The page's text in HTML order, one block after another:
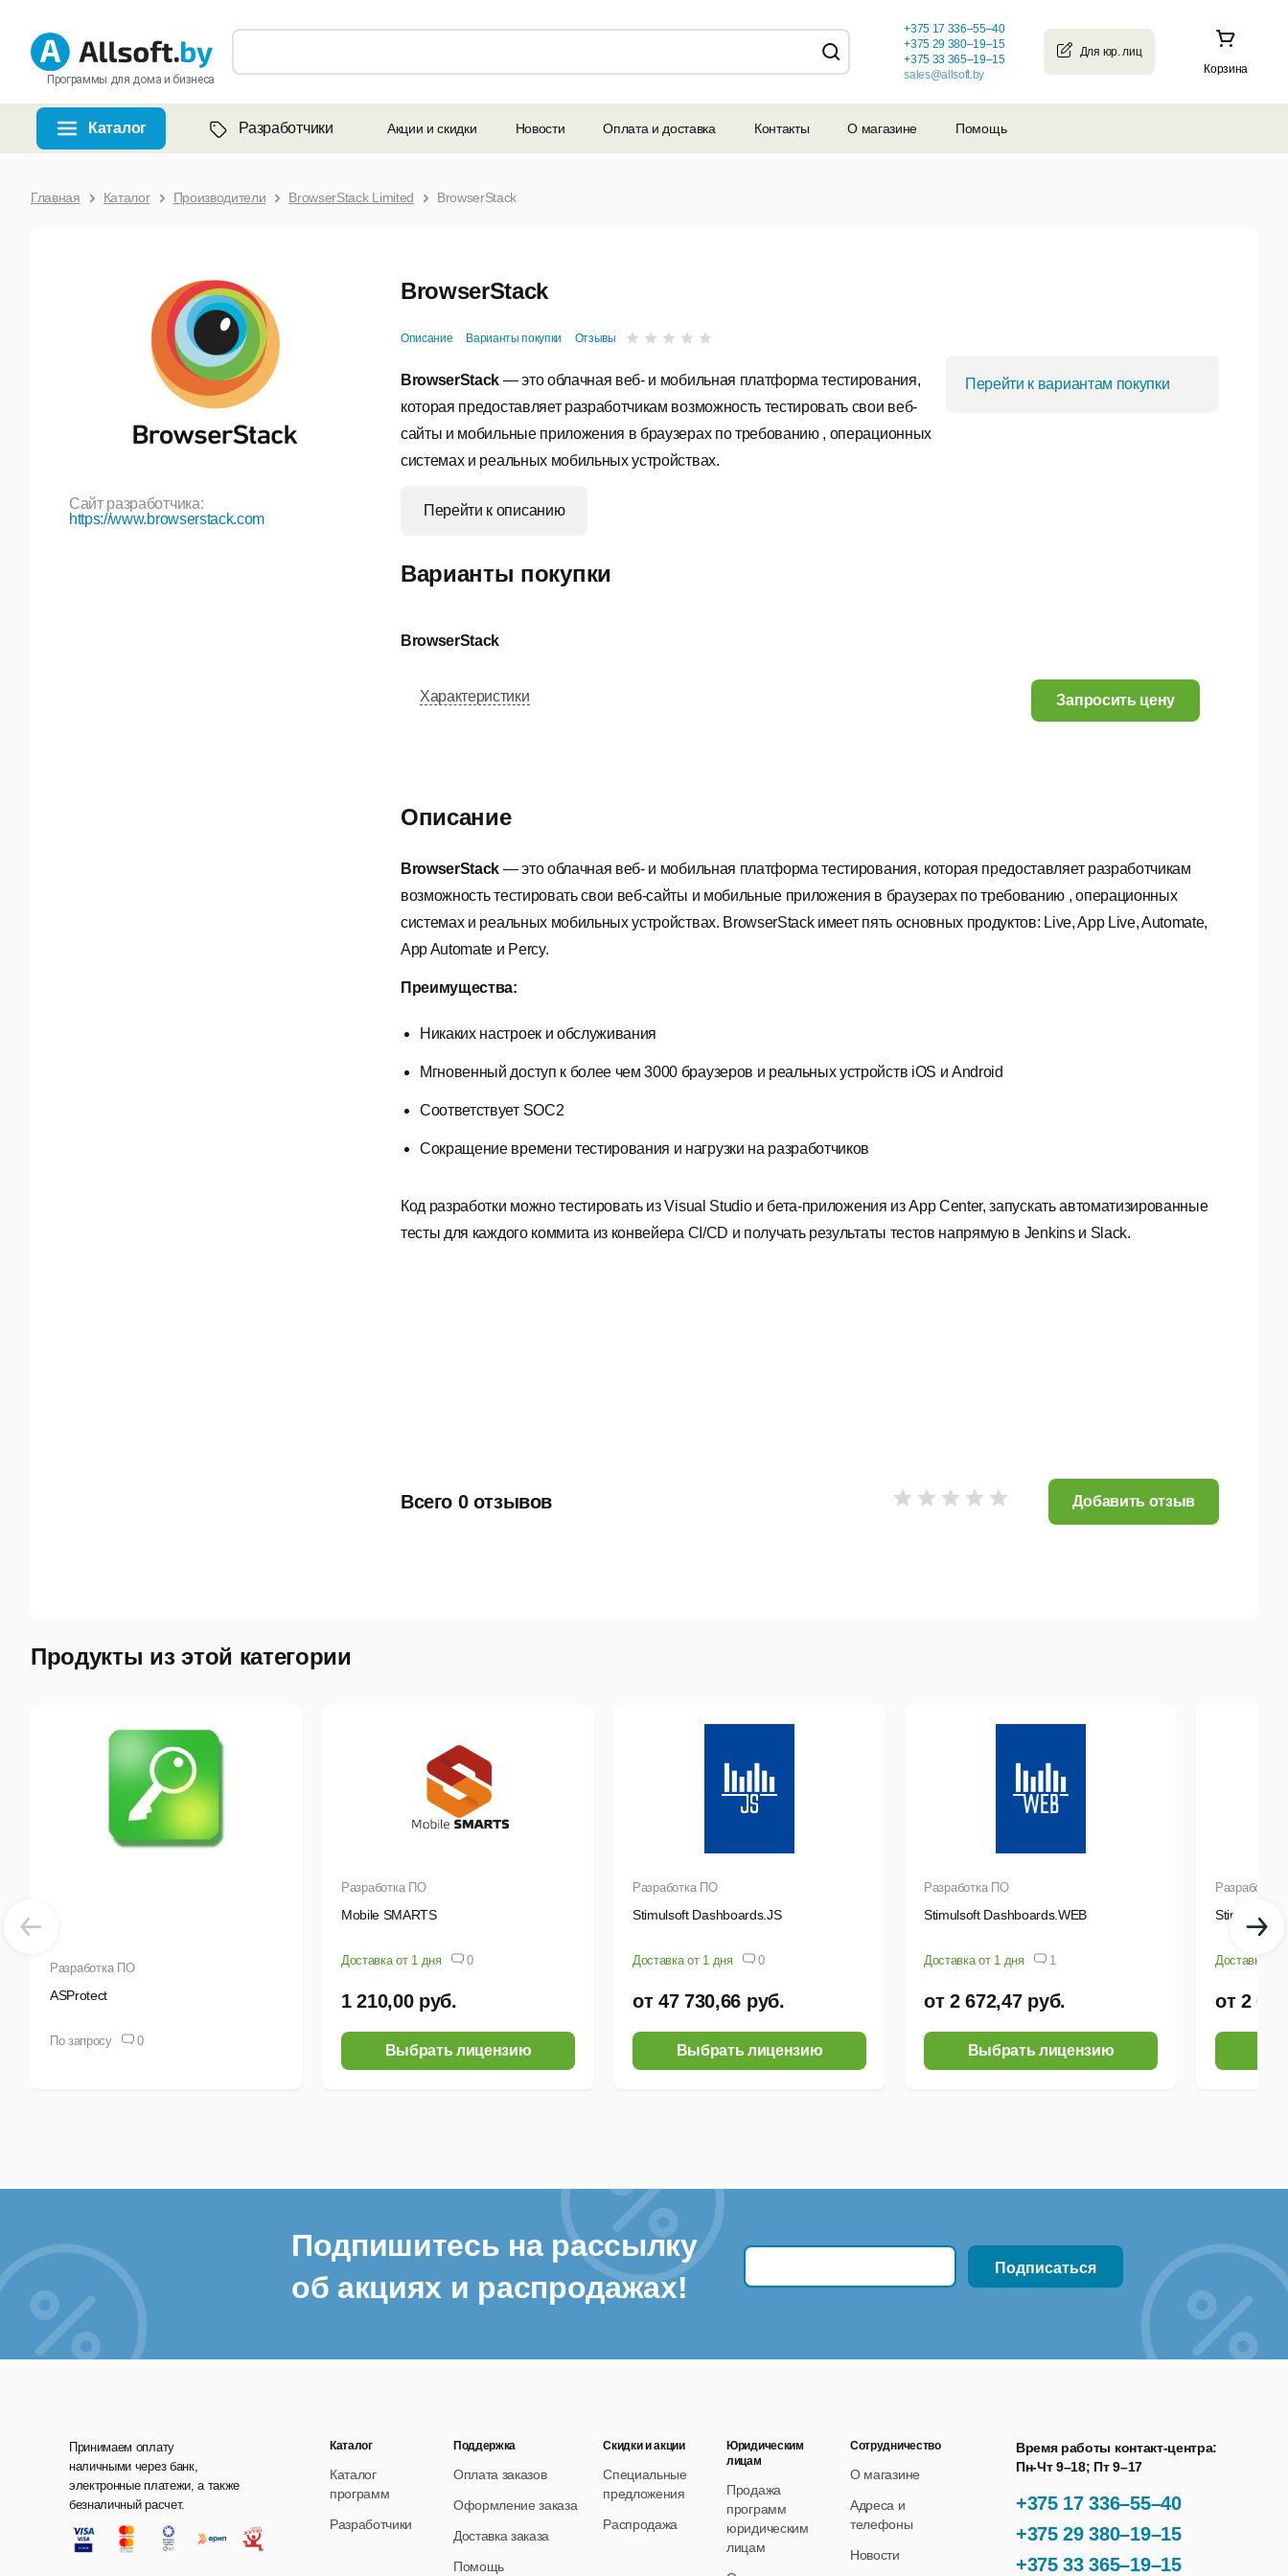
Программы для дома и бизнеса
Корзина
+375 17 336–55–40
+375 29 380–19–15
+375 33 365–19–15
sales@allsoft.by
Каталог Разработчики Акции и скидки Новости Оплата и доставка Контакты О магазине Помощь
Главная Каталог Производители BrowserStack Limited BrowserStack
BrowserStack
Описание Варианты покупки Отзывы
Сайт разработчика:
https://www.browserstack.com
BrowserStack — это облачная веб- и мобильная платформа тестирования,
которая предоставляет разработчикам возможность тестировать свои веб-
сайты и мобильные приложения в браузерах по требованию , операционных
системах и реальных мобильных устройствах.
Перейти к описанию
Перейти к вариантам покупки
Описание
BrowserStack — это облачная веб- и мобильная платформа тестирования, которая предоставляет разработчикам
возможность тестировать свои веб-сайты и мобильные приложения в браузерах по требованию , операционных
системах и реальных мобильных устройствах. BrowserStack имеет пять основных продуктов: Live, App Live, Automate,
App Automate и Percy.
Преимущества:
Никаких настроек и обслуживания
Мгновенный доступ к более чем 3000 браузеров и реальных устройств iOS и Android
Соответствует SOC2
Сокращение времени тестирования и нагрузки на разработчиков
Код разработки можно тестировать из Visual Studio и бета-приложения из App Center, запускать автоматизированные
тесты для каждого коммита из конвейера CI/CD и получать результаты тестов напрямую в Jenkins и Slack.
Варианты покупки
BrowserStack
Запросить цену
Характеристики
Всего 0 отзывов Добавить отзыв
Продукты из этой категории
Разработка ПО
ASProtect
По запросу 0
Разработка ПО
Mobile SMARTS
Доставка от 1 дня 0
1 210,00 руб.
Выбрать лицензию
Разработка ПО
Stimulsoft Dashboards.JS
Доставка от 1 дня 0
от 47 730,66 руб.
Выбрать лицензию
Разработка ПО
Stimulsoft Dashboards.WEB
Доставка от 1 дня 1
от 2 672,47 руб.
Выбрать лицензию
Разработка
Stimulsoft
Доставка от
от 2
Подпишитесь на рассылку
об акциях и распродажах!
Принимаем оплату
наличными через банк,
электронные платежи, а также
безналичный расчет.
+375 17 336–55–40
+375 29 380–19–15
+375 33 365–19–15
Время работы контакт-центра:
Пн-Чт 9–18; Пт 9–17
Каталог
Каталог
программ
Разработчики
Поддержка
Оплата заказов
Оформление заказа
Доставка заказа
Помощь
Скидки и акции
Специальные
предложения
Распродажа
Юридическим
лицам
Продажа
программ
юридическим
лицам
Сотрудничество
О магазине
Адреса и
телефоны
Новости